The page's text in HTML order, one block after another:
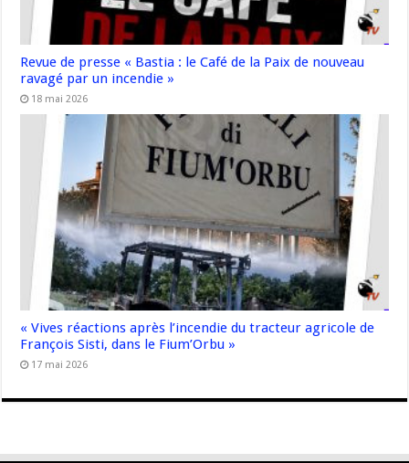
Revue de presse « Bastia : le Café de la Paix de nouveau
ravagé par un incendie »
18 mai 2026
« Vives réactions après l’incendie du tracteur agricole de
François Sisti, dans le Fium’Orbu »
17 mai 2026